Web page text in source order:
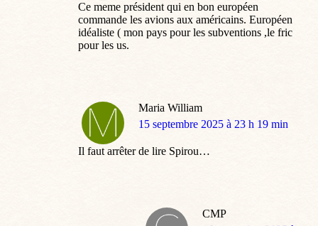
Ce meme président qui en bon européen
commande les avions aux américains. Européen
idéaliste ( mon pays pour les subventions ,le fric
pour les us.
Maria William
dit
15 septembre 2025 à 23 h 19 min
Il faut arrêter de lire Spirou…
CMP